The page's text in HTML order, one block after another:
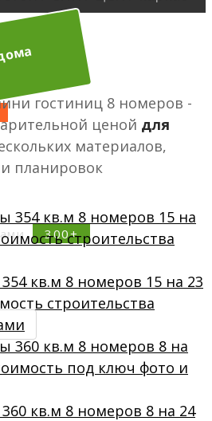
гостиниц 8 номеров -
ценой для
материалов,
планировок
кв.м 8 номеров 15 на 23
строительства
кв.м 8 номеров 8 на 24